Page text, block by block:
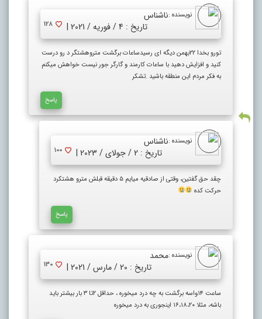
نویسنده :ناشناس
تاریخ : 4 / فوریه / 2021 |
128
تورو بخدا ۲۲بهمن دیگه ای رسیدساعات برگشت متروهشتگر د رو درست
کنید و افزایش دهید با ساعات کارمند و گارگر جور نیست خواهش میکنم
به فکر مردم این منطقه باشید .تشکر
پاسخ
نویسنده :ناشناس
تاریخ : 2 / جولای / 2023 |
100
چقد حق گفتین، وقتی از صادقیه میایم ۵ دقیقه قبلش مترو هشتکرد
حرکت کده
پاسخ
نویسنده :محمد
تاریخ : 20 / مارس / 2021 |
130
ساعت ۱۴واسه برگشت به چه درد میخوره ، حداقل ۲تا ۳ بار بیشتر باید
باشه، مثلا ۱۶،۱۸،۲۰ اینجوری به درد میخوره